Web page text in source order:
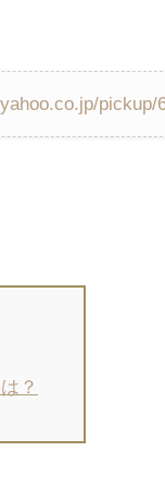
pickup/
？